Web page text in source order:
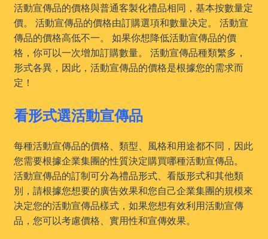
活動宣傳品的價格與普通客製化禮品相同，基本按數量定
價。 活動宣傳品的價格由訂購選項和數量决定。 活動宣
傳品的價格高低不一。 如果你想降低活動宣傳品的價
格，你可以一次增加訂購數量。 活動宣傳品種類繁多，
形式各異，因此，活動宣傳品的價格是根據您的需求而
定！
看形式選活動宣傳品
每種活動宣傳品的價格、類型、風格和用途都不同，因此
您需要根據企業集團的性質決定購買哪種活動宣傳品。
活動宣傳品的訂制可分為禮品形式、看版形式和其他類
別，請根據您想要的廣告效果和您自己企業集團的規模來
决定您的活動宣傳品樣式，如果您想有效利用活動宣傳
品，您可以考慮價格、實用性和宣傳效果。